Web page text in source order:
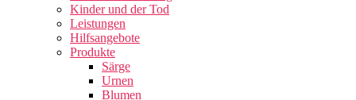
Kinder und der Tod
Leistungen
Hilfsangebote
Produkte
Särge
Urnen
Blumen